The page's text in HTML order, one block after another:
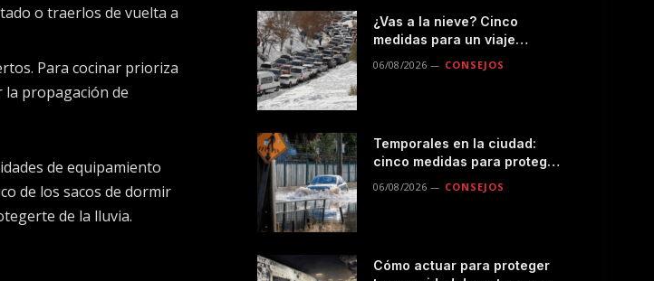
o traerlos de vuelta a
Para cocinar prioriza
la propagación de
de equipamiento
de los sacos de dormir
de la lluvia.
¿Vas a la nieve? Cinco
medidas para un viaje
06/08/2026 CONSEJOS
Temporales en la ciudad:
cinco medidas para proteger
06/08/2026 CONSEJOS
Cómo actuar para proteger